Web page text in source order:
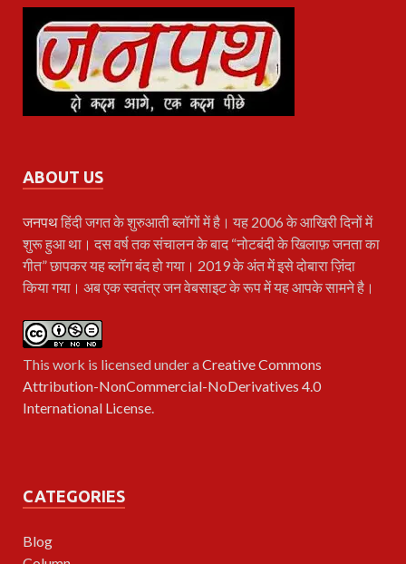
ABOUT US
जनपथहिंदी जगत के शुरुआती ब्लॉगों में है। यह 2006 के आखिरी दिनों में
शुरू हुआ था। दस वर्ष तक संचालन के बाद “नोटबंदी के खिलाफ़ जनता का
गीत” छापकर यह ब्लॉग बंद हो गया। 2019 के अंत में इसे दोबारा ज़िंदा
किया गया। अब एक स्वतंत्र जन वेबसाइट के रूप में यह आपके सामने है।
This work is licensed under aCreative Commons
Attribution-NonCommercial-NoDerivatives 4.0
International License.
CATEGORIES
Blog